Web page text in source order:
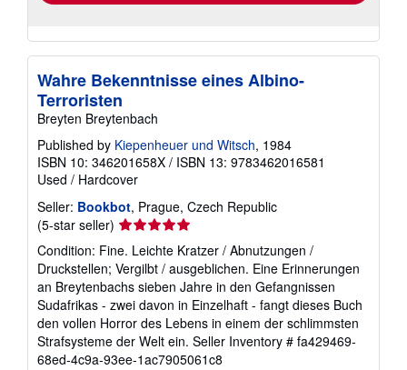
Wahre Bekenntnisse eines Albino-
Terroristen
Breyten Breytenbach
Published by Kiepenheuer und Witsch, 1984
ISBN 10: 346201658X / ISBN 13: 9783462016581
Used / Hardcover
Seller: Bookbot, Prague, Czech Republic
(5-star seller) Seller
rating
5
out
of
5
stars
Condition: Fine. Leichte Kratzer / Abnutzungen /
Druckstellen; Vergilbt / ausgeblichen. Eine Erinnerungen
an Breytenbachs sieben Jahre in den Gefangnissen
Sudafrikas - zwei davon in Einzelhaft - fangt dieses Buch
den vollen Horror des Lebens in einem der schlimmsten
Strafsysteme der Welt ein. Seller Inventory # fa429469-
68ed-4c9a-93ee-1ac7905061c8